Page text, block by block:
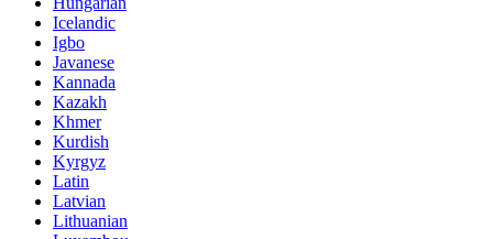
Icelandic
Igbo
Javanese
Kannada
Kazakh
Khmer
Kurdish
Kyrgyz
Latin
Latvian
Lithuanian